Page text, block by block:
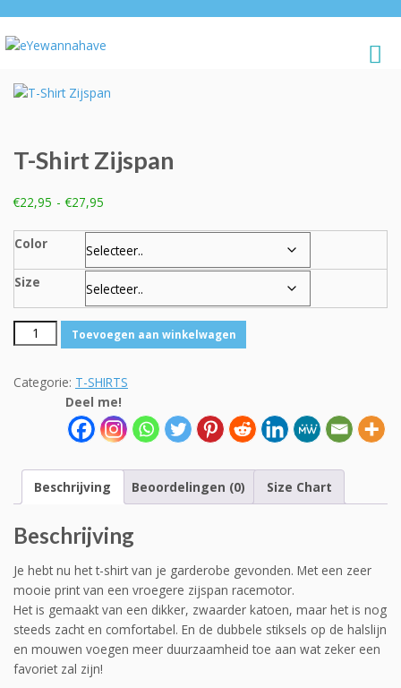
T-Shirt Zijspan
€22,95 - €27,95
€27,95
Color
Size
Shirt
aantal
Toevoegen aan winkelwagen
Categorie: T-SHIRTS
Deel me!
Beschrijving Beoordelingen (0) Size Chart
Beschrijving
Je hebt nu het t-shirt van je garderobe gevonden. Met een zeer
mooie print van een vroegere zijspan racemotor.
Het is gemaakt van een dikker, zwaarder katoen, maar het is nog
steeds zacht en comfortabel. En de dubbele stiksels op de halslijn
en mouwen voegen meer duurzaamheid toe aan wat zeker een
favoriet zal zijn!